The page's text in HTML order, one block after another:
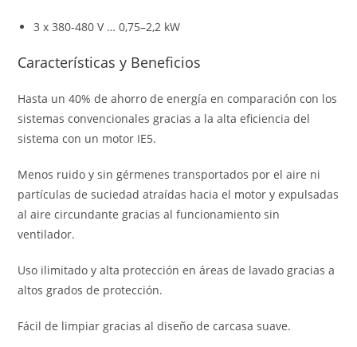
3 x 380-480 V … 0,75–2,2 kW
Características y Beneficios
Hasta un 40% de ahorro de energía en comparación con los
sistemas convencionales gracias a la alta eficiencia del
sistema con un motor IE5.
Menos ruido y sin gérmenes transportados por el aire ni
partículas de suciedad atraídas hacia el motor y expulsadas
al aire circundante gracias al funcionamiento sin
ventilador.
Uso ilimitado y alta protección en áreas de lavado gracias a
altos grados de protección.
Fácil de limpiar gracias al diseño de carcasa suave.